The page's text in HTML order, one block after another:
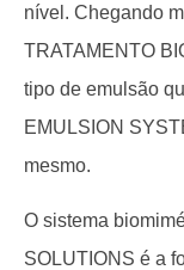
nível. Chegando
TRATAMENTO
tipo de emulsão
EMULSION
mesmo.
O sistema
SOLUTIONS é a